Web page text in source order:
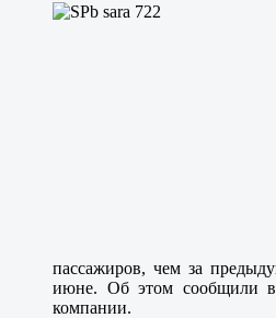
пассажиров, чем за
июне. Об этом сообщили в
компании.